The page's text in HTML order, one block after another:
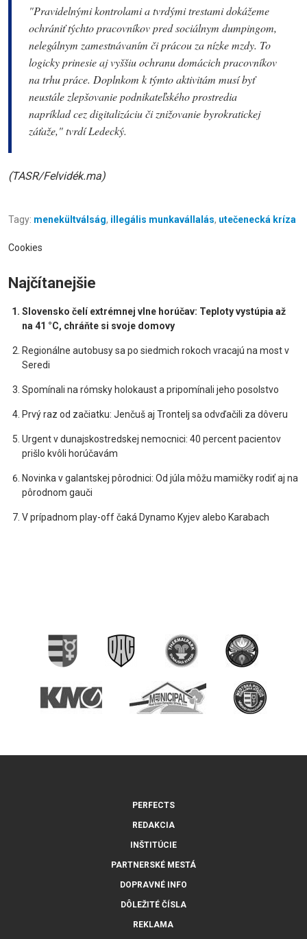
"Pravidelnými kontrolami a tvrdými trestami dokážeme
ochrániť týchto pracovníkov pred sociálnym dumpingom,
nelegálnym zamestnávaním či prácou za nízke mzdy. To
logicky prinesie aj vyššiu ochranu domácich pracovníkov
na trhu práce. Doplnkom k týmto aktivitám musí byť
neustále zlepšovanie podnikateľského prostredia
napríklad cez digitalizáciu či znižovanie byrokratickej
záťaže," tvrdí Ledecký.
(TASR/Felvidék.ma)
Tagy: menekültválság, illegális munkavállalás, utečenecká kríza
Cookies
Najčítanejšie
Slovensko čelí extrémnej vlne horúčav: Teploty vystúpia až
na 41 °C, chráňte si svoje domovy
Regionálne autobusy sa po siedmich rokoch vracajú na most v
Seredi
Spomínali na rómsky holokaust a pripomínali jeho posolstvo
Prvý raz od začiatku: Jenčuš aj Trontelj sa odvďačili za dôveru
Urgent v dunajskostredskej nemocnici: 40 percent pacientov
prišlo kvôli horúčavám
Novinka v galantskej pôrodnici: Od júla môžu mamičky rodiť aj na
pôrodnom gauči
V prípadnom play-off čaká Dynamo Kyjev alebo Karabach
PERFECTS
REDAKCIA
INŠTITÚCIE
PARTNERSKÉ MESTÁ
DOPRAVNÉ INFO
DÔLEŽITÉ ČÍSLA
REKLAMA